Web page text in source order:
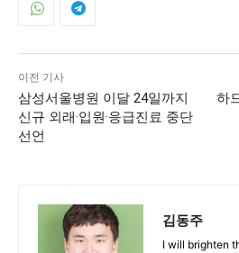
이전 기사
삼성서울병원 이달 24일까지
신규 외래·입원·응급진료 중단
선언
하
김동주
I will brighten